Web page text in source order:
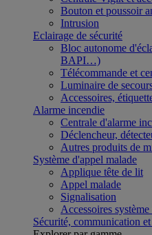
Bouton et poussoir
Intrusion
Eclairage de sécurité
Bloc autonome
BAPI…)
Télécommande et
Luminaire de
Accessoires,
Alarme incendie
Centrale d'alarme
Déclencheur,
Autres produits de
Système d'appel malade
Applique tête de lit
Appel malade
Signalisation
Accessoires
Sécurité, communication et